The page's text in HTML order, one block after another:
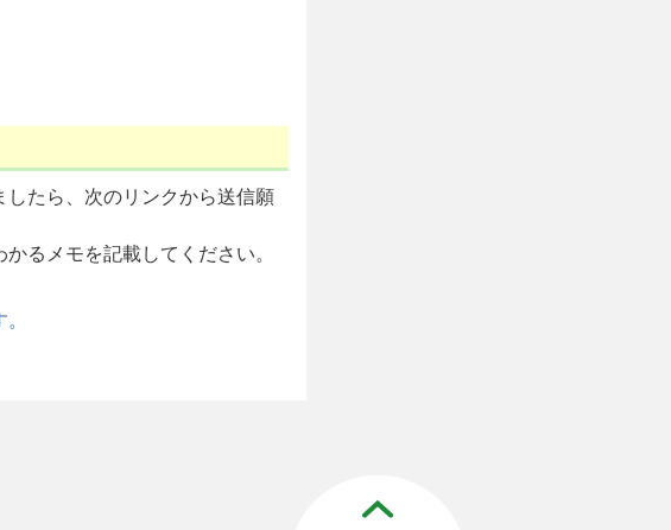
たら、次のリンクから送信願
るメモを記載してください。